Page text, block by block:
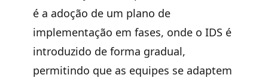
é a adoção de um plano de
implementação em fases, onde o IDS é
introduzido de forma gradual,
permitindo que as equipes se adaptem